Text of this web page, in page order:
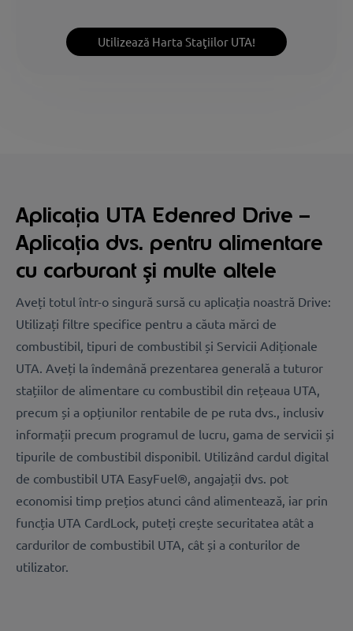
Utilizează Harta Staţiilor UTA!
Aplicația UTA Edenred Drive –
Aplicația dvs. pentru alimentare
cu carburant și multe altele
Aveți totul într-o singură sursă cu aplicația noastră Drive:
Utilizați filtre specifice pentru a căuta mărci de
combustibil, tipuri de combustibil și Servicii Adiționale
UTA. Aveți la îndemână prezentarea generală a tuturor
stațiilor de alimentare cu combustibil din rețeaua UTA,
precum și a opțiunilor rentabile de pe ruta dvs., inclusiv
informații precum programul de lucru, gama de servicii și
tipurile de combustibil disponibil. Utilizând cardul digital
de combustibil UTA EasyFuel®, angajații dvs. pot
economisi timp prețios atunci când alimentează, iar prin
funcția UTA CardLock, puteți crește securitatea atât a
cardurilor de combustibil UTA, cât și a conturilor de
utilizator.